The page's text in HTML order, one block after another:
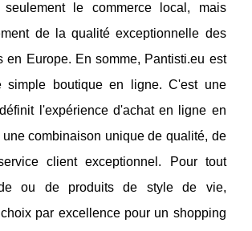
seulement le commerce local, mais
de la qualité exceptionnelle des
en Europe. En somme, Pantisti.eu est
simple boutique en ligne. C'est une
l'expérience d'achat en ligne en
une combinaison unique de qualité, de
client exceptionnel. Pour tout
ou de produits de style de vie,
par excellence pour un shopping